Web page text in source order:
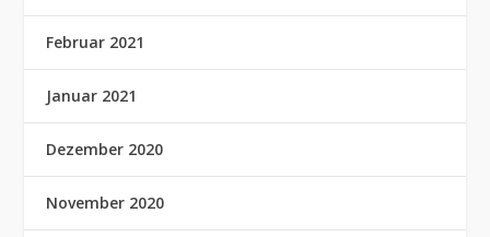
Februar 2021
Januar 2021
Dezember 2020
November 2020